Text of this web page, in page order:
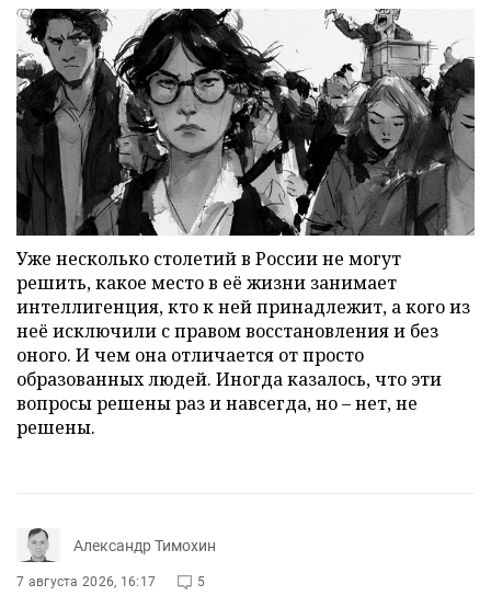
Уже несколько столетий в России не могут
решить, какое место в её жизни занимает
интеллигенция, кто к ней принадлежит, а кого из
неё исключили с правом восстановления и без
оного. И чем она отличается от просто
образованных людей. Иногда казалось, что эти
вопросы решены раз и навсегда, но – нет, не
решены.
Александр Тимохин
7 августа 2026, 16:17 5